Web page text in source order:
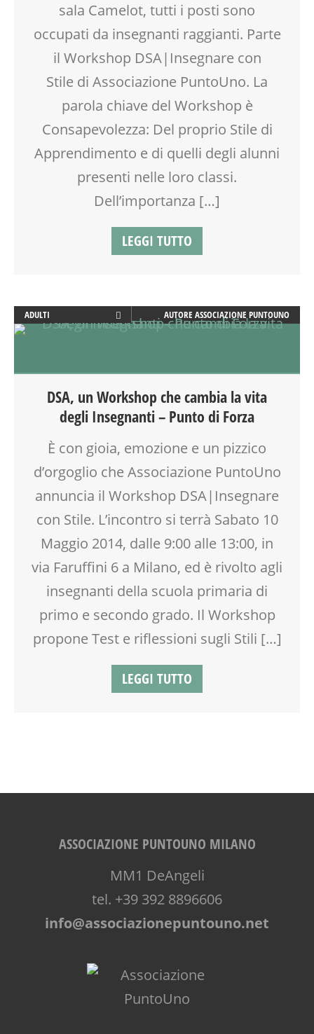
MOOD BOX
PEDAGOGIA
PSICOLOGIA
SOCIALIZZAZIONE
TEATRO
sala Camelot, tutti i posti sono
occupati da insegnanti raggianti. Parte
il Workshop DSA|Insegnare con
Stile di Associazione PuntoUno. La
parola chiave del Workshop è
Consapevolezza: Del proprio Stile di
Apprendimento e di quelli degli alunni
presenti nelle loro classi.
Dell’importanza […]
LEGGI TUTTO
ADULTI
CLASSE
EDUCATORE
LABORATORIO
MOOD BOX
RIEQUILIBRIO ENERGETICO
SCUOLA
TEENAGER
WEEKEND
AUTORE ASSOCIAZIONE PUNTOUNO
DSA, un Workshop che cambia la vita
degli Insegnanti – Punto di Forza
È con gioia, emozione e un pizzico
d’orgoglio che Associazione PuntoUno
annuncia il Workshop DSA|Insegnare
con Stile. L’incontro si terrà Sabato 10
Maggio 2014, dalle 9:00 alle 13:00, in
via Faruffini 6 a Milano, ed è rivolto agli
insegnanti della scuola primaria di
primo e secondo grado. Il Workshop
propone Test e riflessioni sugli Stili […]
LEGGI TUTTO
ASSOCIAZIONE PUNTOUNO MILANO
MM1 DeAngeli
tel. +39 392 8896606
info@associazionepuntouno.net